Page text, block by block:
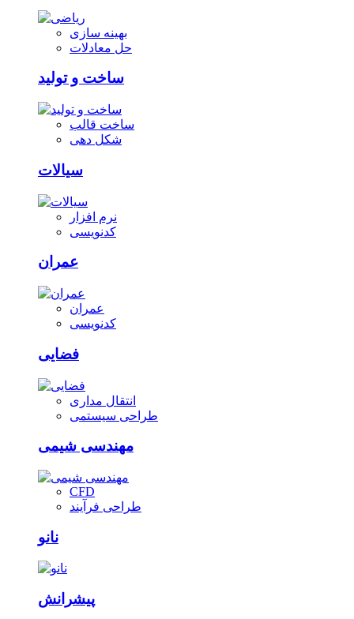
بهینه سازی
حل معادلات
ساخت و تولید
ساخت قالب
شکل دهی
سیالات
نرم افزار
کدنویسی
عمران
عمران
کدنویسی
فضایی
انتقال مداری
طراحی سیستمی
مهندسی شیمی
CFD
طراحی فرآیند
نانو
پیشرانش